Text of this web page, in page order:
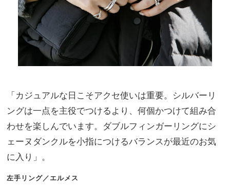
「カジュアルな日こそアクセ使いは重要。シルバーリ
ングは一点を主役でつけるより、何個かつけて組み合
わせを楽しんでいます。ダブルフィンガーリングにシ
ェーヌダンクルを小指につけるバランスが最近のお気
に入り」。
左手リング／エルメス